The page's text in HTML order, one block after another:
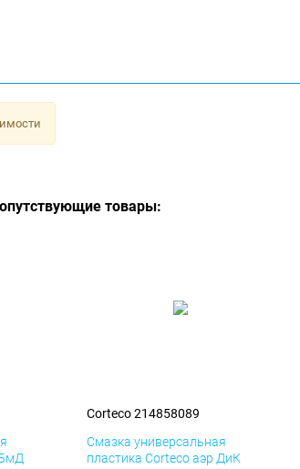
товары:
Corteco 214858089
Смазка универсальная
пластика Corteco аэр ДиК